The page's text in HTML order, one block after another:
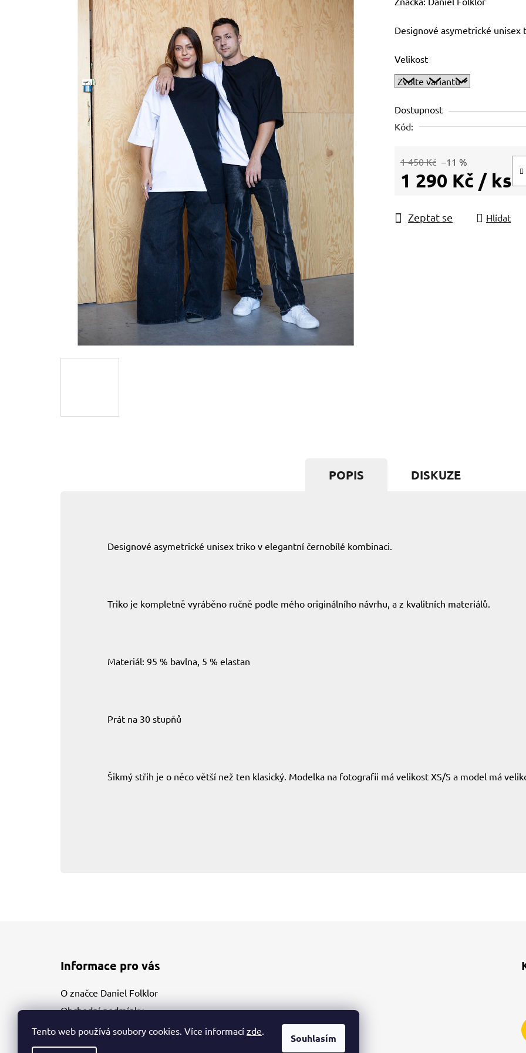
Tento web používá soubory cookies. Více informací zde.
Souhlasím
je
z
5
Designové asymetrické
Velikost
Dostupnost
Kód:
1 450 Kč –11 %
1 290 Kč / ks
Zeptat se Hlídat
POPIS DISKUZE
Designové asymetrické unisex triko v elegantní černobílé kombinaci.
Triko je kompletně vyráběno ručně podle mého originálního návrhu, a z kvalitních materiálů.
Materiál: 95 % bavlna, 5 % elastan
Prát na 30 stupňů
Šikmý střih je o něco větší než ten klasický. Modelka na fotografii má velikost XS/S a model má
Informace pro vás
O značce Daniel Folklor
Obchodní podmínky
Podmínky ochrany osobních údajů
Kontakty